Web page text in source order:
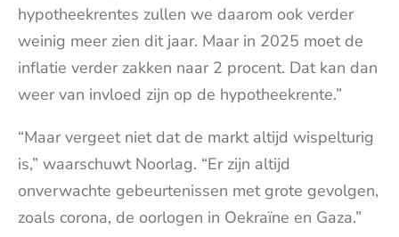
hypotheekrentes zullen we daarom ook verder
weinig meer zien dit jaar. Maar in 2025 moet de
inflatie verder zakken naar 2 procent. Dat kan dan
weer van invloed zijn op de hypotheekrente.”
“Maar vergeet niet dat de markt altijd wispelturig
is,” waarschuwt Noorlag. “Er zijn altijd
onverwachte gebeurtenissen met grote gevolgen,
zoals corona, de oorlogen in Oekraïne en Gaza.”